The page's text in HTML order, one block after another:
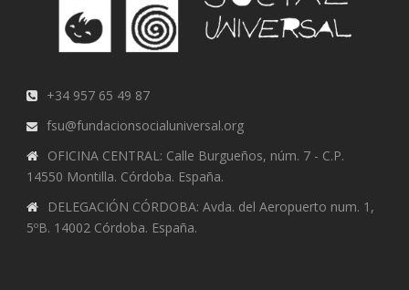
+34 957 65 49 87
fsu@fundacionsocialuniversal.org
OFICINA CENTRAL: Calle Burgueños, núm. 7 - C.P.
14550 Montilla. Córdoba. España.
DELEGACIÓN CÓRDOBA: Avda. del Aeropuerto num. 1,
5ºB. 14002 Córdoba. España.